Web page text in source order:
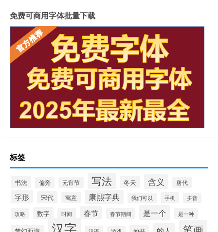
免费可商用字体批量下载
标签
书法 偏旁 元宵节 写法 冬天 含义 唐代
字形 宋代 寓意 康熙字典 我们可以 手机 拼音
攻略 数字 时间 春节 春节期间 是一个 是一种
汉字 笔画